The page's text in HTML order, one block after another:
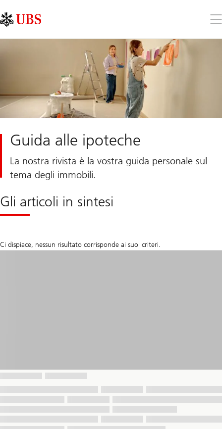
Links
Area
il
Guida alle ipoteche
La nostra rivista è la vostra guida personale sul
tema degli immobili.
Gli articoli in sintesi
Ci dispiace, nessun risultato corrisponde ai suoi criteri.